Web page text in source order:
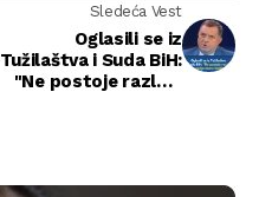
Sledeća Vest
Oglasili se iz
Tužilaštva i Suda BiH:
"Ne postoje razlozi